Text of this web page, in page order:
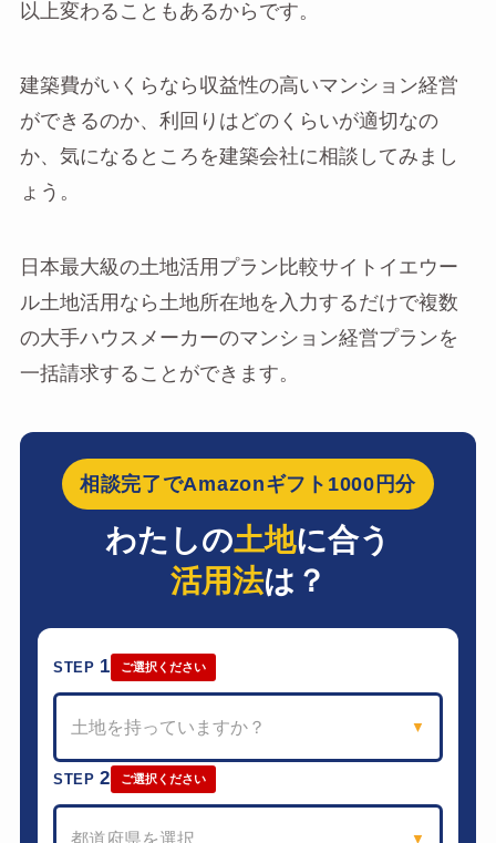
以上変わることもあるからです。
建築費がいくらなら収益性の高いマンション経営
ができるのか、利回りはどのくらいが適切なの
か、気になるところを建築会社に相談してみまし
ょう。
日本最大級の土地活用プラン比較サイトイエウー
ル土地活用なら土地所在地を入力するだけで複数
の大手ハウスメーカーのマンション経営プランを
一括請求することができます。
相談完了でAmazonギフト1000円分
わたしの土地に合う
活用法は？
STEP 1 ご選択ください
土地を持っていますか？ ▼
STEP2 ご選択ください
都道府県を選択 ▼